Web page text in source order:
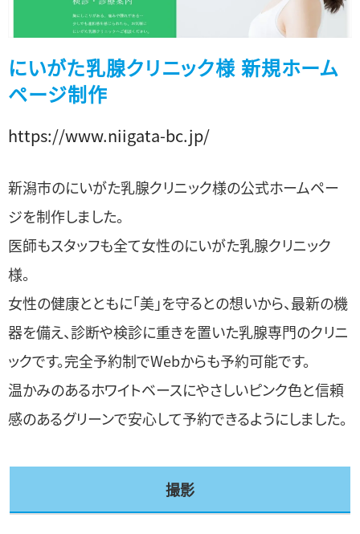
にいがた乳腺クリニック様 新規ホーム
ページ制作
https://www.niigata-bc.jp/
新潟市のにいがた乳腺クリニック様の公式ホームペー
ジを制作しました。
医師もスタッフも全て女性のにいがた乳腺クリニック
様。
女性の健康とともに「美」を守るとの想いから、最新の機
器を備え、診断や検診に重きを置いた乳腺専門のクリニ
ックです。完全予約制でWebからも予約可能です。
温かみのあるホワイトベースにやさしいピンク色と信頼
感のあるグリーンで安心して予約できるようにしました。
撮影